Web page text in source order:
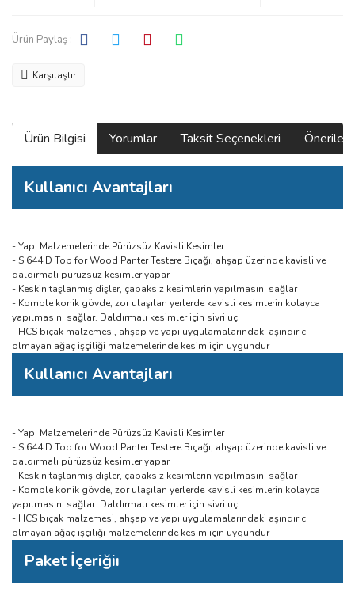
Ürün Paylaş :
Karşılaştır
Ürün Bilgisi Yorumlar Taksit Seçenekleri
Kullanıcı Avantajları
- Yapı Malzemelerinde Pürüzsüz Kavisli Kesimler
- S 644 D Top for Wood Panter Testere Bıçağı, ahşap üzerinde kavisli ve
daldırmalı pürüzsüz kesimler yapar
- Keskin taşlanmış dişler, çapaksız kesimlerin yapılmasını sağlar
- Komple konik gövde, zor ulaşılan yerlerde kavisli kesimlerin kolayca
yapılmasını sağlar. Daldırmalı kesimler için sivri uç
- HCS bıçak malzemesi, ahşap ve yapı uygulamalarındaki aşındırıcı
olmayan ağaç işçiliği malzemelerinde kesim için uygundur
Kullanıcı Avantajları
- Yapı Malzemelerinde Pürüzsüz Kavisli Kesimler
- S 644 D Top for Wood Panter Testere Bıçağı, ahşap üzerinde kavisli ve
daldırmalı pürüzsüz kesimler yapar
- Keskin taşlanmış dişler, çapaksız kesimlerin yapılmasını sağlar
- Komple konik gövde, zor ulaşılan yerlerde kavisli kesimlerin kolayca
yapılmasını sağlar. Daldırmalı kesimler için sivri uç
- HCS bıçak malzemesi, ahşap ve yapı uygulamalarındaki aşındırıcı
olmayan ağaç işçiliği malzemelerinde kesim için uygundur
Paket İçeriğiı